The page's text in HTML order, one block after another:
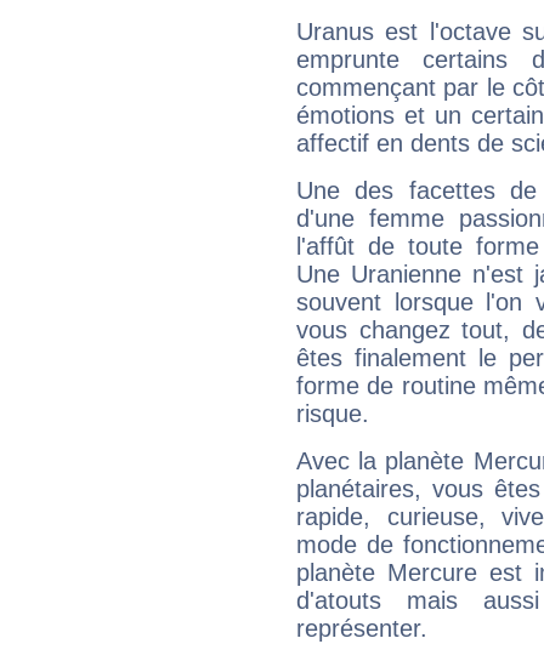
Uranus est l'octave
emprunte
commençant par le
émotions et un
affectif en dents de
Une des facettes
d'une femme
l'affût de toute
Une Uranienne n'est
souvent lorsque l'on
vous changez tout,
êtes finalement le
forme de routine
risque.
Avec la planète
planétaires, vous
rapide, curieuse,
mode de
planète Mercure est
d'atouts mais
représenter.